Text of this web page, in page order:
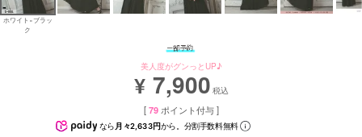
ホワイト×ブラッ
ク
美人度がグンっとUP♪
¥ 7,900 税込
[ 79 ポイント付与 ]
なら 月々2,633円から。分割手数料無料